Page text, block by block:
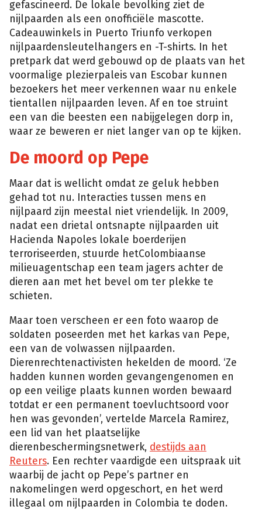
gefascineerd. De lokale bevolking ziet de
nijlpaarden als een onofficiële mascotte.
Cadeauwinkels in Puerto Triunfo verkopen
nijlpaardensleutelhangers en -T-shirts. In het
pretpark dat werd gebouwd op de plaats van het
voormalige plezierpaleis van Escobar kunnen
bezoekers het meer verkennen waar nu enkele
tientallen nijlpaarden leven. Af en toe struint
een van die beesten een nabijgelegen dorp in,
waar ze beweren er niet langer van op te kijken.
De moord op Pepe
Maar dat is wellicht omdat ze geluk hebben
gehad tot nu. Interacties tussen mens en
nijlpaard zijn meestal niet vriendelijk. In 2009,
nadat een drietal ontsnapte nijlpaarden uit
Hacienda Napoles lokale boerderijen
terroriseerden, stuurde hetColombiaanse
milieuagentschap een team jagers achter de
dieren aan met het bevel om ter plekke te
schieten.
Maar toen verscheen er een foto waarop de
soldaten poseerden met het karkas van Pepe,
een van de volwassen nijlpaarden.
Dierenrechtenactivisten hekelden de moord. ‘Ze
hadden kunnen worden gevangengenomen en
op een veilige plaats kunnen worden bewaard
totdat er een permanent toevluchtsoord voor
hen was gevonden’, vertelde Marcela Ramirez,
een lid van het plaatselijke
dierenbeschermingsnetwerk, destijds aan
Reuters. Een rechter vaardigde een uitspraak uit
waarbij de jacht op Pepe’s partner en
nakomelingen werd opgeschort, en het werd
illegaal om nijlpaarden in Colombia te doden.
In
het
pretpark
dat
werd
gebouwd
op
de
plaats
van
het
voormalige
plezierpaleis
van
Escobar
kunnen
bezoekers
het
meer
verkennen
waar
nu
enkele
tientallen